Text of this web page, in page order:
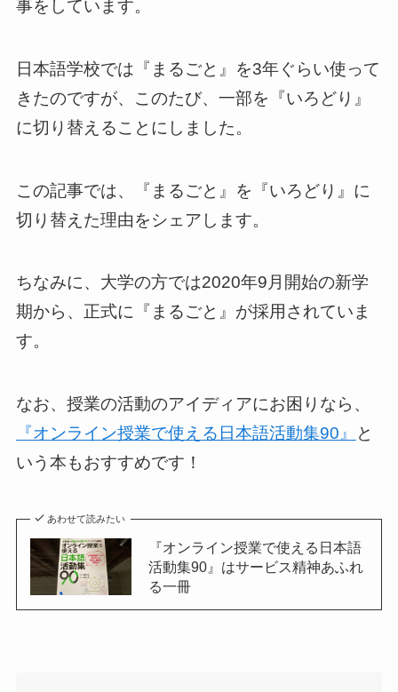
事をしています。
日本語学校では『まるごと』を3年ぐらい使って
きたのですが、このたび、一部を『いろどり』
に切り替えることにしました。
この記事では、『まるごと』を『いろどり』に
切り替えた理由をシェアします。
ちなみに、大学の方では2020年9月開始の新学
期から、正式に『まるごと』が採用されていま
す。
なお、授業の活動のアイディアにお困りなら、
『オンライン授業で使える日本語活動集90』
と
いう本もおすすめです！
あわせて読みたい
『オンライン授業で使える日本語
活動集90』はサービス精神あふれ
る一冊